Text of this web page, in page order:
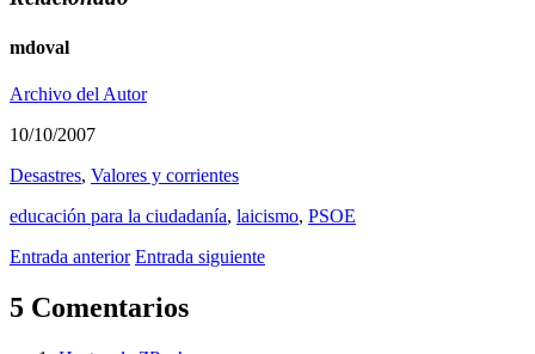
mdoval
Archivo del Autor
10/10/2007
Desastres, Valores y corrientes
educación para la ciudadaní­a, laicismo, PSOE
Entrada anterior Entrada siguiente
5 Comentarios